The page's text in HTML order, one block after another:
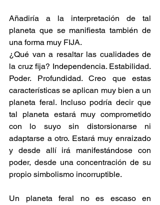
Añadiría a la interpretación de tal
planeta que se manifiesta también de
una forma muy FIJA.
¿Qué van a resaltar las cualidades de
la cruz fija? Independencia. Estabilidad.
Poder. Profundidad. Creo que estas
características se aplican muy bien a un
planeta feral. Incluso podría decir que
tal planeta estará muy comprometido
con lo suyo sin distorsionarse ni
adaptarse a otro. Estará muy enraizado
y desde allí irá manifestándose con
poder, desde una concentración de su
propio simbolismo incorruptible.
Un planeta feral no es escaso en